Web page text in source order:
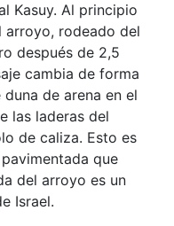
Kasuy. Al principio
arroyo, rodeado del
después de 2,5
cambia de forma
de arena en el
las laderas del
de caliza. Esto es
que
del arroyo es un
Israel.